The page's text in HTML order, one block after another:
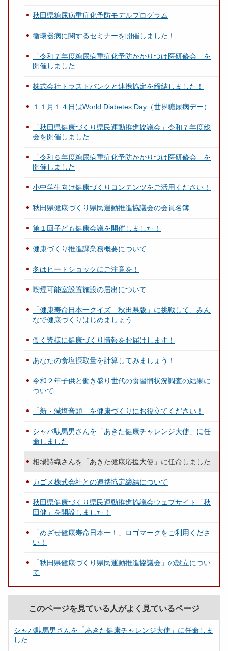
秋田県糖尿病重症化予防モデルプログラム
循環器病に関するセミナーを開催しました！
「令和７年度糖尿病重症化予防かかりつけ医研修会」を
開催しました
株式会社トラストバンクと連携協定を締結しました！
１１月１４日はWorld Diabetes Day（世界糖尿病デー）
「秋田県健康づくり県民運動推進協議会」令和７年度総
会を開催しました
「令和６年度糖尿病重症化予防かかりつけ医研修会」を
開催しました
小中学生向け健康づくりコンテンツをご活用ください！
秋田県健康づくり県民運動推進協議会の会員名簿
第１回子ども健康会議を開催しました！
健康づくり推進課業務概要について
冬はヒートショックにご注意を！
喫煙可能室設置施設の届出について
「健康寿命日本一クイズ 秋田県版」に挑戦して、みん
なで健康づくりはじめましょう
働く皆様に健康づくり情報をお届けします！
あなたの食塩摂取量を計算してみましょう！
令和２年子供と働き盛り世代の食習慣状況調査の結果に
ついて
「新・減塩音頭」を健康づくりにお役立てください！
シャバ駄馬男さんを「あきた健康チャレンジ大使」に任
命しました
相場詩織さんを「あきた健康応援大使」に任命しました
カゴメ株式会社との連携協定締結について
秋田県健康づくり県民運動推進協議会ウェブサイト「秋
田健」を開設しました！
「めざせ健康寿命日本一！」ロゴマークをご利用くださ
い！
「秋田県健康づくり県民運動推進協議会」の設立につい
て
このページを見ている人がよく見ているページ
シャバ駄馬男さんを「あきた健康チャレンジ大使」に任命しま
した